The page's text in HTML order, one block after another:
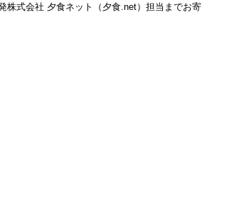
株式会社 夕食ネット（夕食.net）担当までお寄